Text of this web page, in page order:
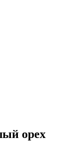
орех